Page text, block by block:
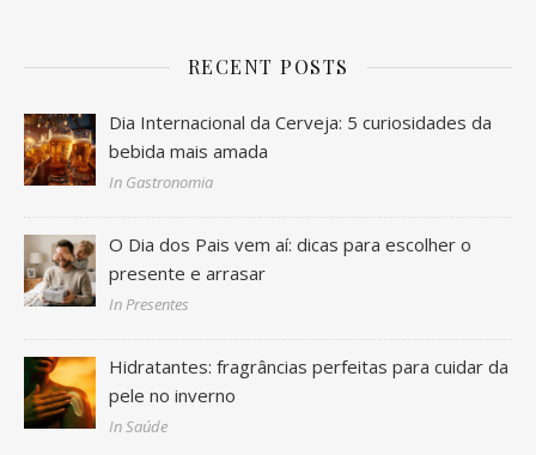
RECENT POSTS
Dia Internacional da Cerveja: 5 curiosidades da
bebida mais amada
In Gastronomia
O Dia dos Pais vem aí: dicas para escolher o
presente e arrasar
In Presentes
Hidratantes: fragrâncias perfeitas para cuidar da
pele no inverno
In Saúde